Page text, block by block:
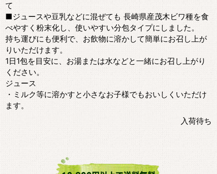
て
■ジュースや豆乳などに混ぜても 長崎県産茂木ビワ種を食
べやすく粉末化し、使いやすい分包タイプにしました。
持ち運びにも便利で、お飲物に溶かして簡単にお召し上が
りいただけます。
1日1包を目安に、お湯または水などと一緒にお召し上がり
ください。
ジュース
・ミルク等に溶かすと小さなお子様でもおいしくいただけ
ます。
入荷待ち